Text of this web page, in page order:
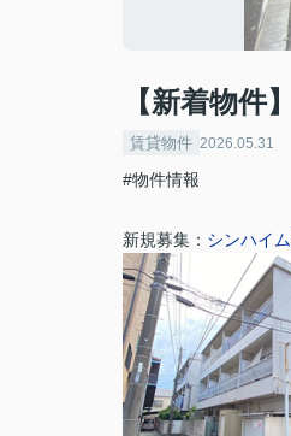
【新着物件
賃貸物件 2026.05.31
#物件情報
新規募集： シンハイ